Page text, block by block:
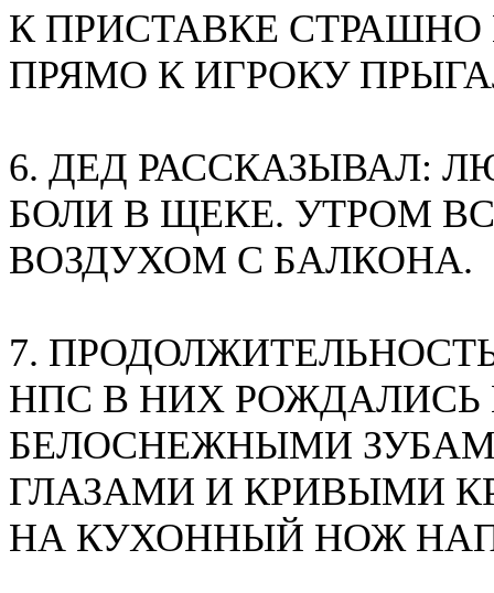
К ПРИСТАВКЕ
ПРЯМО К ИГРОКУ
6. ДЕД РАССКАЗЫВАЛ:
БОЛИ В ЩЕКЕ. УТРОМ
ВОЗДУХОМ С БАЛКОНА.
7.
НПС В НИХ РОЖДАЛИСЬ
БЕЛОСНЕЖНЫМИ
ГЛАЗАМИ И КРИВЫМИ
НА КУХОННЫЙ НОЖ